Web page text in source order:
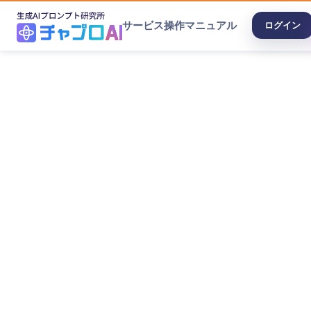
サービス操作マニュアル ログイン